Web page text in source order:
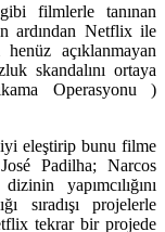
filmlerle tanınan
ardından Netflix ile
açıklanmayan
skandalını ortaya
Operasyonu )
eleştirip bunu filme
osé Padilha; Narcos
yapımcılığını
sıradışı projelerle
tekrar bir projede